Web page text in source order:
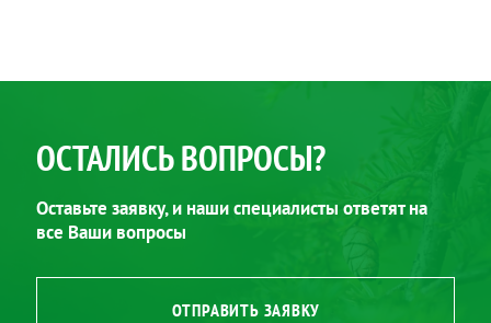
ОСТАЛИСЬ ВОПРОСЫ?
Оставьте заявку, и наши специалисты ответят на
все Ваши вопросы
ОТПРАВИТЬ ЗАЯВКУ